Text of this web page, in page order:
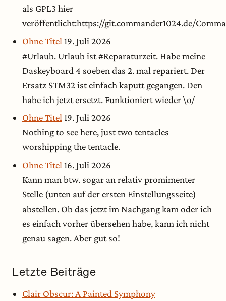
als GPL3 hier
veröffentlicht:https://git.commander1024.de/
Ohne Titel 19. Juli 2026
#Urlaub. Urlaub ist #Reparaturzeit. Habe meine
Daskeyboard 4 soeben das 2. mal repariert. Der
Ersatz STM32 ist einfach kaputt gegangen. Den
habe ich jetzt ersetzt. Funktioniert wieder \o/
Ohne Titel 19. Juli 2026
Nothing to see here, just two tentacles
worshipping the tentacle.
Ohne Titel 16. Juli 2026
Kann man btw. sogar an relativ promimenter
Stelle (unten auf der ersten Einstellungsseite)
abstellen. Ob das jetzt im Nachgang kam oder ich
es einfach vorher übersehen habe, kann ich nicht
genau sagen. Aber gut so!
Letzte Beiträge
Clair Obscur: A Painted Symphony